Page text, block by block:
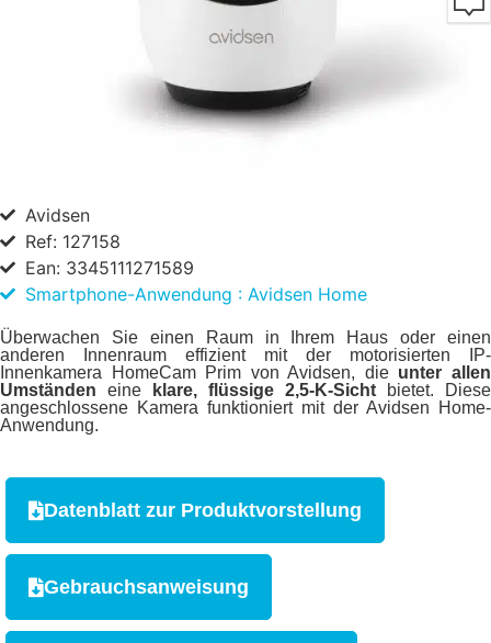
Avidsen
Ref: 127158
Ean: 3345111271589
Smartphone-Anwendung : Avidsen Home
Überwachen Sie einen Raum in Ihrem Haus oder einen
anderen Innenraum effizient mit der motorisierten IP-
Innenkamera HomeCam Prim von Avidsen, die unter allen
Umständen eine klare, flüssige 2,5-K-Sicht bietet. Diese
angeschlossene Kamera funktioniert mit der Avidsen Home-
Anwendung.
Datenblatt zur Produktvorstellung
Gebrauchsanweisung